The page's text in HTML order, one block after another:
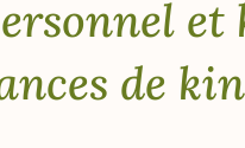
et
de